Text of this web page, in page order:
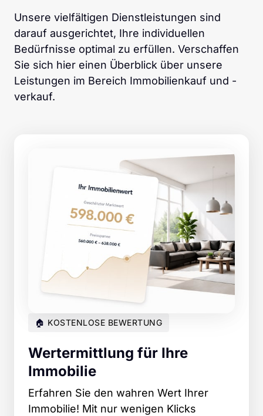
Unsere vielfältigen Dienstleistungen sind
darauf ausgerichtet, Ihre individuellen
Bedürfnisse optimal zu erfüllen. Verschaffen
Sie sich hier einen Überblick über unsere
Leistungen im Bereich Immobilienkauf und -
verkauf.
🏠 KOSTENLOSE BEWERTUNG
Wertermittlung für Ihre
Immobilie
Erfahren Sie den wahren Wert
Immobilie! Mit nur wenigen